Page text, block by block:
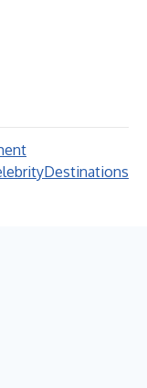
Destinations